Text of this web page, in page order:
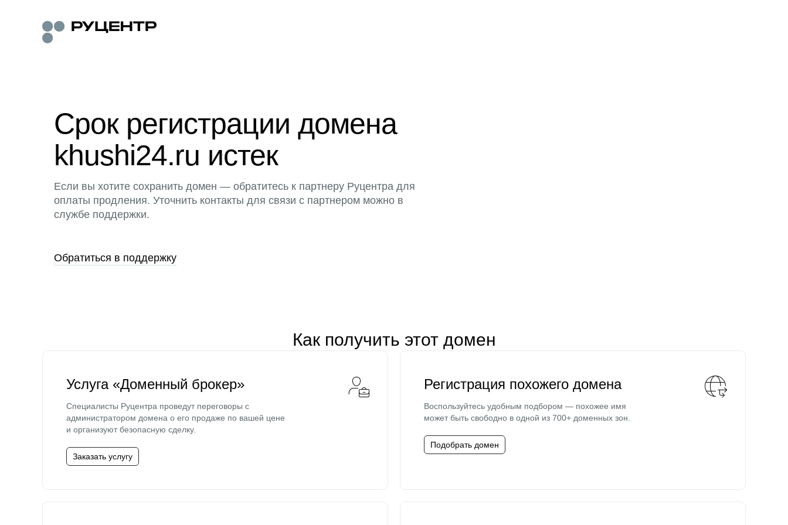
Срок регистрации домена
khushi24.ru истек
Если вы хотите сохранить домен — обратитесь к партнеру Руцентра для
оплаты продления. Уточнить контакты для связи с партнером можно в
службе поддержки.
Обратиться в поддержку
Как получить этот домен
Услуга «Доменный брокер»
Специалисты Руцентра проведут переговоры с
администратором домена о его продаже по вашей цене
и организуют безопасную сделку.
Заказать услугу
Регистрация похожего домена
Воспользуйтесь удобным подбором — похожее имя
может быть свободно в одной из 700+ доменных зон.
Подобрать домен